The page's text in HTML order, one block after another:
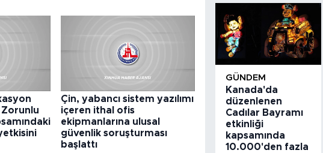
Zorunlu
Çin, yabancı sistem yazılımı
içeren ithal ofis
ekipmanlarına ulusal
güvenlik soruşturması
başlattı
GÜNDEM
Kanada'da
düzenlenen
Cadılar Bayramı
etkinliği
kapsamında
10.000'den fazla